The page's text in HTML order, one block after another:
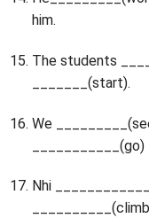
him.
The students
_______(start).
We
Nhi